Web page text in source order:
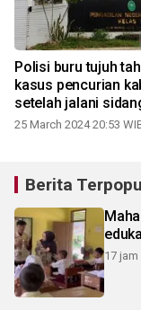
Polisi buru tujuh
kasus pencurian
setelah jalani
Cianjur
25 March 2024 20:53
Berita
17 jam